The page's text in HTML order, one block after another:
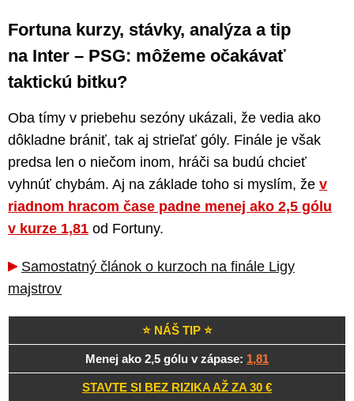
Fortuna kurzy, stávky, analýza a tip
na Inter – PSG: môžeme očakávať
taktickú bitku?
Oba tímy v priebehu sezóny ukázali, že vedia ako
dôkladne brániť, tak aj strieľať góly. Finále je však
predsa len o niečom inom, hráči sa budú chcieť
vyhnúť chybám. Aj na základe toho si myslím, že v
riadnom hracom čase padne menej ako 2,5 gólu
v kurze 1,81 od Fortuny.
Samostatný článok o kurzoch na finále Ligy
majstrov
⭐ NÁŠ TIP ⭐
Menej ako 2,5 gólu v zápase: 1,81
STAVTE SI BEZ RIZIKA AŽ ZA 30 €